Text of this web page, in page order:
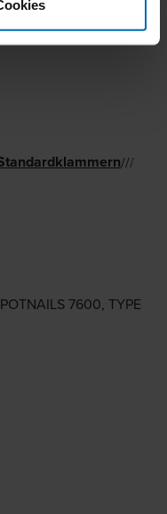
///
7600, TYPE